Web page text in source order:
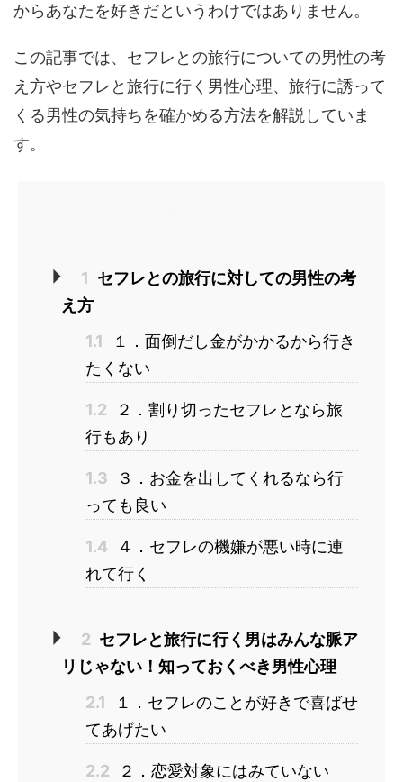
からあなたを好きだというわけではありません。
この記事では、セフレとの旅行についての男性の考
え方やセフレと旅行に行く男性心理、旅行に誘って
くる男性の気持ちを確かめる方法を解説していま
す。
1 セフレとの旅行に対しての男性の考
え方
1.1
１．面倒だし金がかかるから行き
たくない
1.2
２．割り切ったセフレとなら旅
行もあり
1.3
３．お金を出してくれるなら行
っても良い
1.4
４．セフレの機嫌が悪い時に連
れて行く
2 セフレと旅行に行く男はみんな脈ア
リじゃない！知っておくべき男性心理
2.1
１．セフレのことが好きで喜ばせ
てあげたい
2.2
２．恋愛対象にはみていない